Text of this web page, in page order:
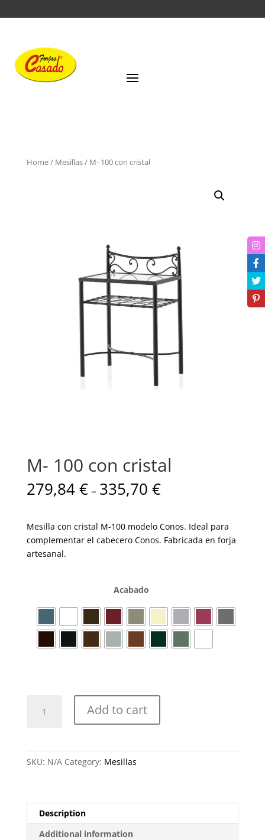
Home/ Mesillas/ M- 100 con cristal
M- 100 con cristal
279,84€ – 335,70 €
Mesilla con cristal M-100 modelo Conos. Ideal para
complementar el cabecero Conos. Fabricada en forja
artesanal.
Acabado
Add to cart
SKU: N/A Category: Mesillas
Description
Additional information